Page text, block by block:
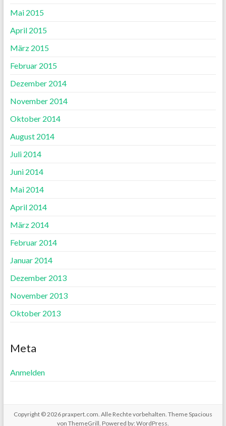
Mai 2015
April 2015
März 2015
Februar 2015
Dezember 2014
November 2014
Oktober 2014
August 2014
Juli 2014
Juni 2014
Mai 2014
April 2014
März 2014
Februar 2014
Januar 2014
Dezember 2013
November 2013
Oktober 2013
Meta
Anmelden
Copyright © 2026 praxpert.com . Alle Rechte vorbehalten. ThemeSpacious
von ThemeGrill. Powered by: WordPress